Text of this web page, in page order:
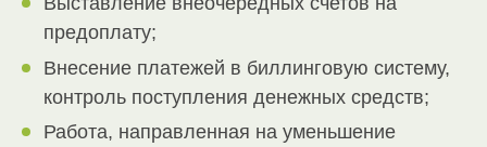
предоплату;
Внесение платежей в биллинговую систему,
контроль поступления денежных средств;
Работа, направленная на уменьшение